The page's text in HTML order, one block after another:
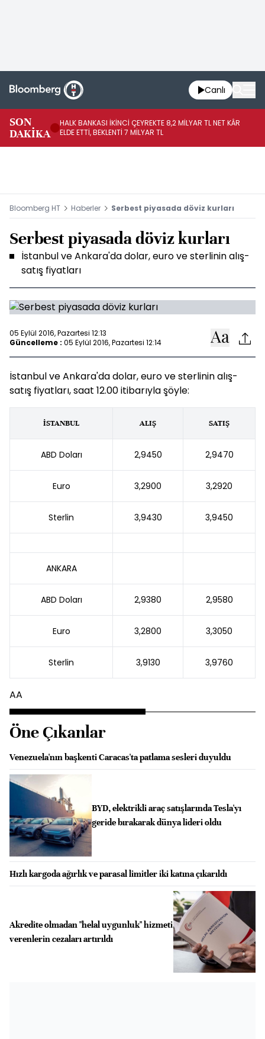
Canlı
SON
DAKİKA
HALK BANKASI İKİNCİ ÇEYREKTE 8,2 MİLYAR TL NET KÂR
ELDE ETTİ, BEKLENTİ 7 MİLYAR TL
Bloomberg HT Haberler Serbest piyasada döviz kurları
Serbest piyasada döviz kurları
İstanbul ve Ankara'da dolar, euro ve sterlinin alış-
satış fiyatları
05 Eylül 2016, Pazartesi 12:13
Güncelleme : 05 Eylül 2016, Pazartesi 12:14
İstanbul ve Ankara'da dolar, euro ve sterlinin alış-
satış fiyatları, saat 12.00 itibarıyla şöyle:
İSTANBUL ALIŞ SATIŞ
ABD Doları 2,9450 2,9470
Euro 3,2900 3,2920
Sterlin 3,9430 3,9450
ANKARA
ABD Doları 2,9380 2,9580
Euro 3,2800 3,3050
Sterlin 3,9130 3,9760
AA
Öne Çıkanlar
Venezuela'nın başkenti Caracas'ta patlama sesleri duyuldu
BYD, elektrikli araç satışlarında Tesla'yı
geride bırakarak dünya lideri oldu
Hızlı kargoda ağırlık ve parasal limitler iki katına çıkarıldı
Akredite olmadan "helal uygunluk" hizmeti
verenlerin cezaları artırıldı